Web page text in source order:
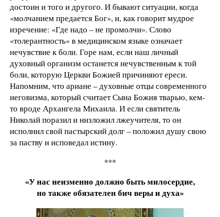
достоин и того и другого. И бывают ситуации, когда
«молчанием предается Бог», и, как говорит мудрое
изречение: «Где надо – не промолчи». Слово
«толерантность» в медицинском языке означает
нечувствие к боли. Горе нам, если наш личный
духовный организм останется нечувственным к той
боли, которую Церкви Божией причиняют ереси.
Напомним, что ариане – духовные отцы современного
иеговизма, который считает Сына Божия тварью, кем-
то вроде Архангела Михаила. И если святитель
Николай поразил и низложил лжеучителя, то он
исполнил свой пастырский долг – положил душу свою
за паству и исповедал истину.
***
«У нас неизменно должно быть милосердие,
но также обязателен бич веры и духа»